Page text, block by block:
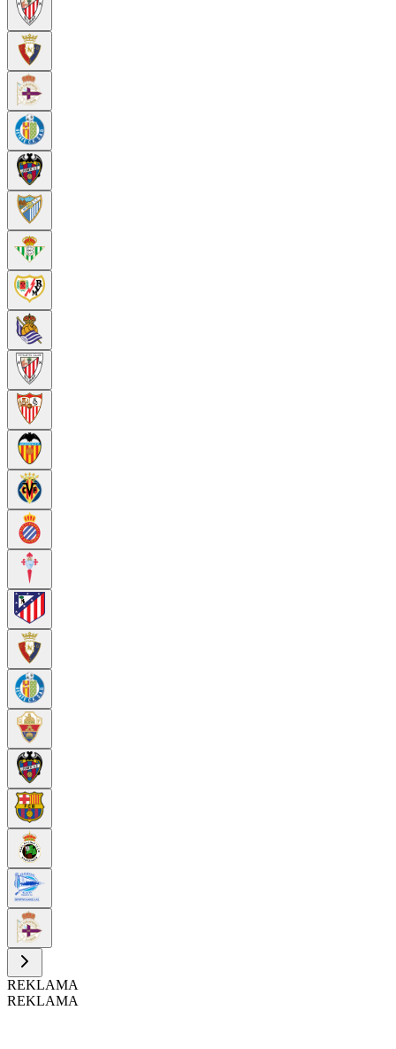
REKLAMA
REKLAMA